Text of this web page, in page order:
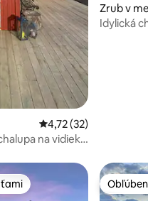
Priemerné
4,72 (32)
na vidieku
Zrub v
Idylická